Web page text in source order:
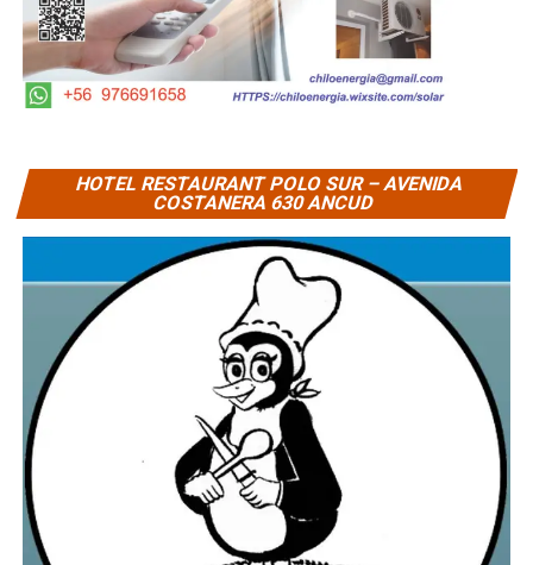
HOTEL RESTAURANT POLO SUR – AVENIDA
COSTANERA 630 ANCUD